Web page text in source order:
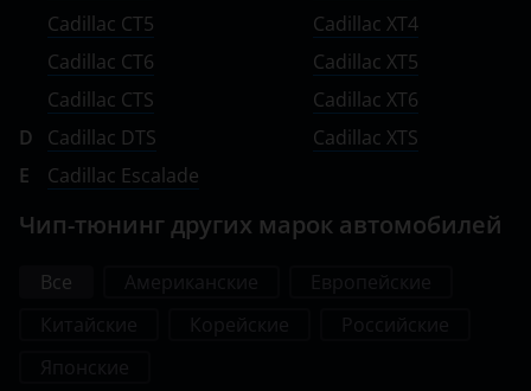
Cadillac CT5
Cadillac CT6
Cadillac CTS
D
Cadillac DTS
E
Cadillac Escalade
Cadillac XT4
Cadillac XT5
Cadillac XT6
Cadillac XTS
Чип-тюнинг других марок автомобилей
Все